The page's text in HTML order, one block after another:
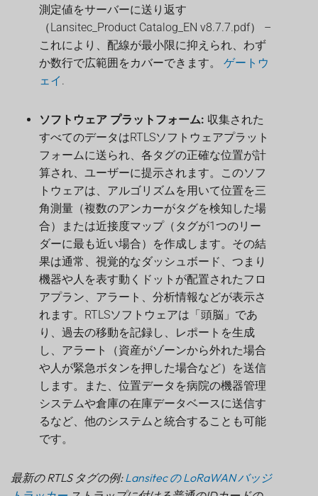
測定値をサーバーに送り返す
（Lansitec_Product Catalog_EN v8.7.7.pdf） –
これにより、配線が最小限に抑えられ、わず
か数行で広範囲をカバーできます。 ゲートウ
ェイ .
ソフトウェア プラットフォーム: 収集された
すべてのデータはRTLSソフトウェアプラット
フォームに送られ、各タグの正確な位置が計
算され、ユーザーに提示されます。このソフ
トウェアは、アルゴリズムを用いて位置を三
角測量（複数のアンカーがタグを検知した場
合）または近接度マップ（タグが1つのリー
ダーに最も近い場合）を作成します。その結
果は通常、視覚的なダッシュボード、つまり
機器や人を表す動くドットが配置されたフロ
アプラン、アラート、分析情報などが表示さ
れます。RTLSソフトウェアは「頭脳」であ
り、過去の移動を記録し、レポートを生成
し、アラート（資産がゾーンから外れた場合
や人が緊急ボタンを押した場合など）を送信
します。また、位置データを病院の機器管理
システムや倉庫の在庫データベースに送信す
るなど、他のシステムと統合することも可能
です。
最新の RTLS タグの例:Lansitec の LoRaWAN バッジ